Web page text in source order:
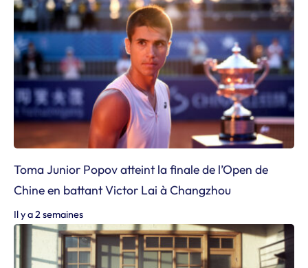
Toma Junior Popov atteint la finale de l’Open de
Chine en battant Victor Lai à Changzhou
Il y a 2 semaines